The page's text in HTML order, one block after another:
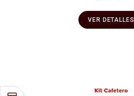
VER DETALLES